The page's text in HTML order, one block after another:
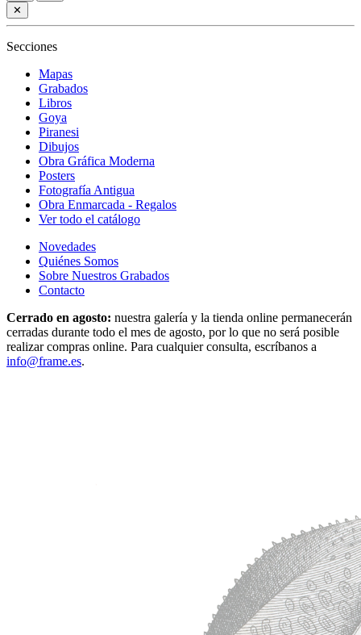
✕
Secciones
Mapas
Grabados
Libros
Goya
Piranesi
Dibujos
Obra Gráfica Moderna
Posters
Fotografía Antigua
Obra Enmarcada - Regalos
Ver todo el catálogo
Novedades
Quiénes Somos
Sobre Nuestros Grabados
Contacto
Cerrado en agosto: nuestra galería y la tienda online permanecerán
cerradas durante todo el mes de agosto, por lo que no será posible
realizar compras online. Para cualquier consulta, escríbanos a
info@frame.es.